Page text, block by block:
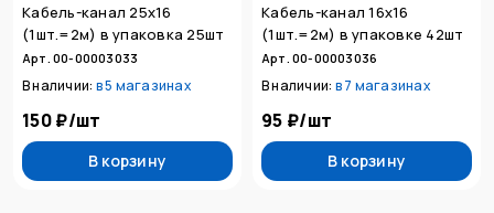
Кабель-канал 25х16
(1шт.=2м) в упаковка 25шт
Арт. 00-00003033
В наличии: в5 магазинах
150 ₽/шт
В корзину
Кабель-канал 16х16
(1шт.=2м) в упаковке 42шт
Арт. 00-00003036
В наличии: в7 магазинах
95 ₽/шт
В корзину